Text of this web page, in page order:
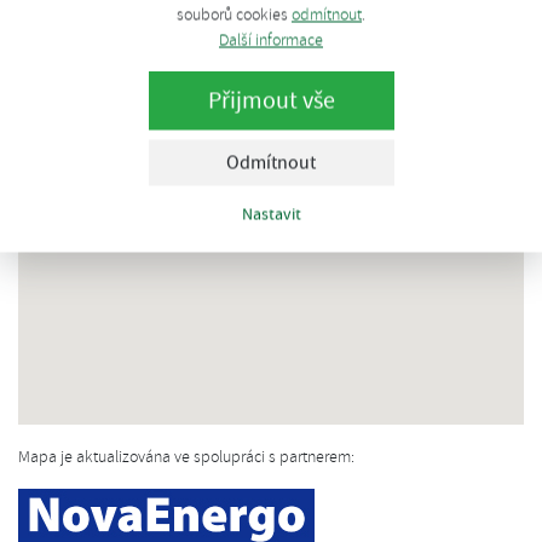
souborů cookies odmítnout.
Další informace
Přijmout vše
Odmítnout
Nastavit
Mapa je aktualizována ve spolupráci s partnerem: